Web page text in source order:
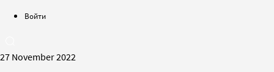
Войти
27 November 2022